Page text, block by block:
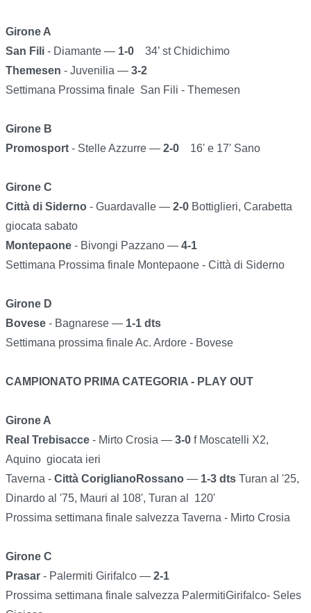
Girone A
San Fili - Diamante — 1-0
34’ st Chidichimo
Themesen - Juvenilia — 3-2
Settimana Prossima finale San Fili - Themesen
Girone B
Promosport - Stelle Azzurre — 2-0 16' e 17' Sano
Girone C
Città di Siderno - Guardavalle — 2-0 Bottiglieri, Carabetta
giocata sabato
Montepaone - Bivongi Pazzano — 4-1
Settimana Prossima finale Montepaone - Città di Siderno
Girone D
Bovese - Bagnarese — 1-1 dts
Settimana prossima finale Ac. Ardore - Bovese
CAMPIONATO PRIMA CATEGORIA - PLAY OUT
Girone A
Real Trebisacce - Mirto Crosia — 3-0 f Moscatelli X2,
Aquino giocata ieri
Taverna - Città CoriglianoRossano — 1-3 dts Turan al '25,
Dinardo al '75, Mauri al 108', Turan al 120'
Prossima settimana finale salvezza Taverna - Mirto Crosia
Girone C
Prasar - Palermiti Girifalco — 2-1
Prossima settimana finale salvezza PalermitiGirifalco- Seles